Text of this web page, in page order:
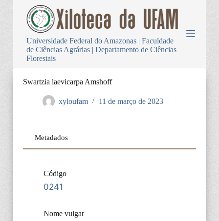
Universidade Federal do Amazonas | Faculdade
de Ciências Agrárias | Departamento de Ciências
Florestais
Swartzia laevicarpa Amshoff
xyloufam 11 de março de 2023
Metadados
Código
0241
Nome vulgar